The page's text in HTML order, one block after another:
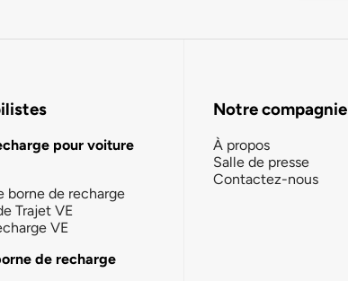
pour voiture
borne de recharge
Trajet VE
VE
de recharge
Notre compagnie
À propos
Salle de presse
Contactez-nous